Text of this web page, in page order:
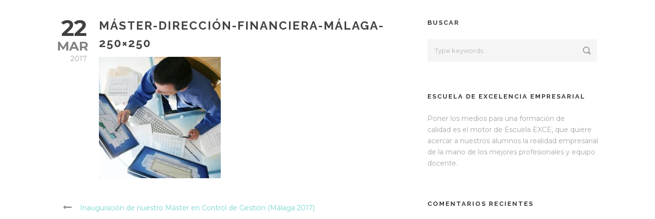
22
MAR
2017
MÁSTER-DIRECCIÓN-FINANCIERA-MÁLAGA-
250×250
Inauguración de nuestro Máster en Control de Gestión (Málaga 2017)
BUSCAR
ESCUELA DE EXCELENCIA EMPRESARIAL
Poner los medios para una formación de
calidad es el motor de Escuela EXCE, que quiere
acercar a nuestros alumnos la realidad empresarial
de la mano de los mejores profesionales y equipo
docente.
COMENTARIOS RECIENTES